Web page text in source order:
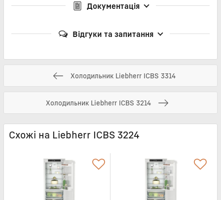
Документація
Відгуки та запитання
Холодильник Liebherr ICBS 3314
Холодильник Liebherr ICBS 3214
Схожі на Liebherr ICBS 3224